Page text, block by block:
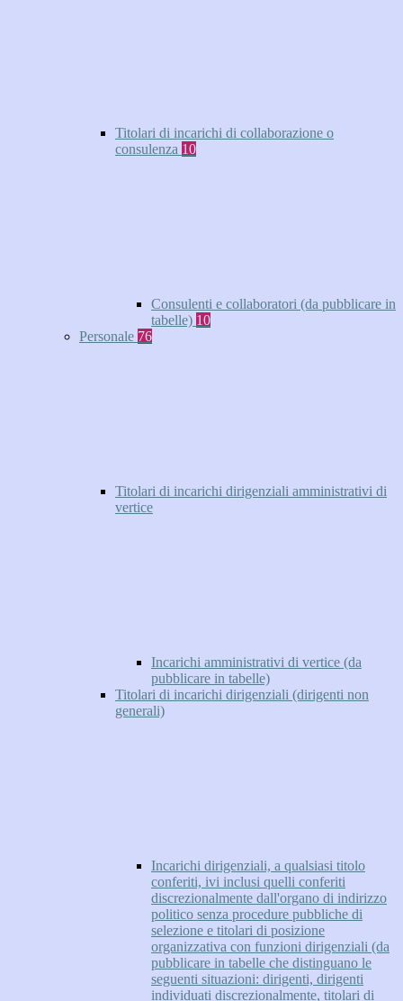
Titolari di incarichi di collaborazione o
consulenza 10
Consulenti e collaboratori (da pubblicare in
tabelle) 10
Personale 76
Titolari di incarichi dirigenziali amministrativi di
vertice
Incarichi amministrativi di vertice (da
pubblicare in tabelle)
Titolari di incarichi dirigenziali (dirigenti non
generali)
Incarichi dirigenziali, a qualsiasi titolo
conferiti, ivi inclusi quelli conferiti
discrezionalmente dall'organo di indirizzo
politico senza procedure pubbliche di
selezione e titolari di posizione
organizzativa con funzioni dirigenziali (da
pubblicare in tabelle che distinguano le
seguenti situazioni: dirigenti, dirigenti
individuati discrezionalmente, titolari di